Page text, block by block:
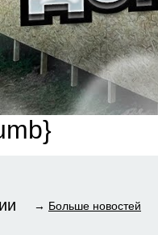
→ Больше новостей